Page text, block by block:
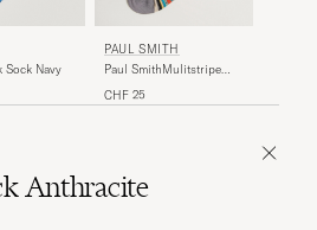
Sock Navy
PAUL SMITH
Paul SmithMulitstripe
CHF 25
Anthracite